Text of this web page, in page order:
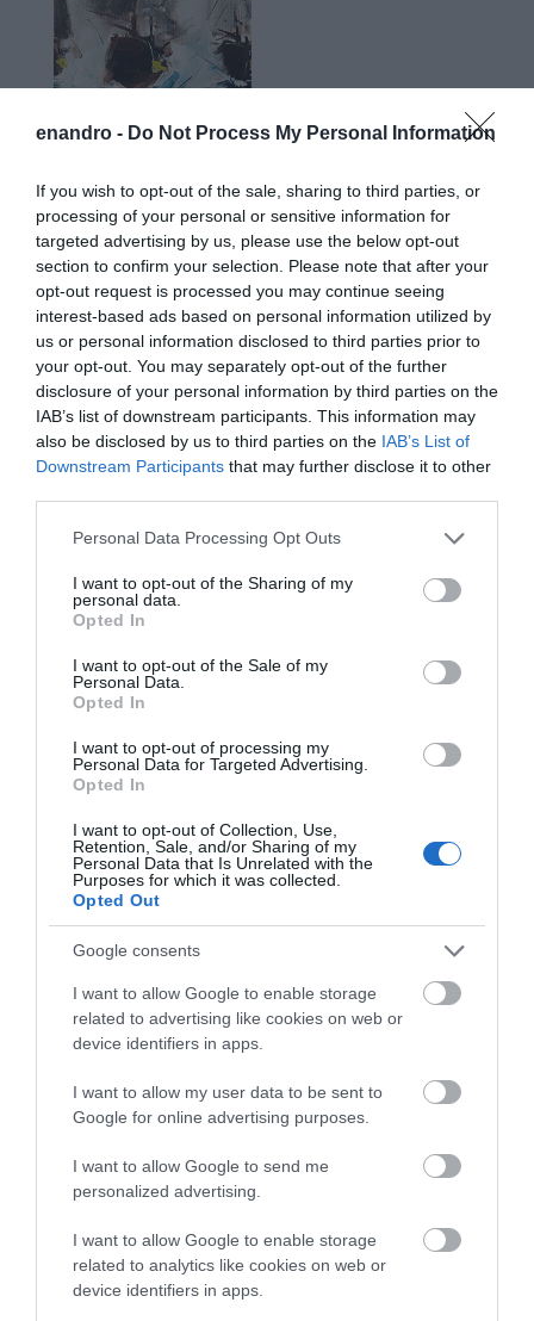
enandro - Do Not Process My Personal Information
If you wish to opt-out of the sale, sharing to third parties, or
processing of your personal or sensitive information for
targeted advertising by us, please use the below opt-out
section to confirm your selection. Please note that after your
opt-out request is processed you may continue seeing
interest-based ads based on personal information utilized by
us or personal information disclosed to third parties prior to
your opt-out. You may separately opt-out of the further
disclosure of your personal information by third parties on the
IAB’s list of downstream participants. This information may
also be disclosed by us to third parties on the IAB’s List of
Downstream Participants that may further disclose it to other
Please note that this website/app uses one or more Google
not limited to your visit or usage behaviour. You may click to
grant or deny consent to Google and its third-party tags to
use your data for below specified purposes in below Google
consent section.
Personal Data Processing Opt Outs
I want to opt-out of the Sharing of my
personal data.
Opted In
I want to opt-out of the Sale of my
Personal Data.
Opted In
I want to opt-out of processing my
Personal Data for Targeted Advertising.
Opted In
I want to opt-out of Collection, Use,
Retention, Sale, and/or Sharing of my
Personal Data that Is Unrelated with the
Purposes for which it was collected.
Opted Out
Google consents
I want to allow Google to enable storage
related to advertising like cookies on web or
device identifiers in apps.
I want to allow my user data to be sent to
Google for online advertising purposes.
I want to allow Google to send me
personalized advertising.
I want to allow Google to enable storage
related to analytics like cookies on web or
device identifiers in apps.
Προτεινόμενα άρθρα
ΣΥΓΚΛΟΝΙΣΤΙΚΟΣ ΑΠΟΧΑΙΡΕΤΙΣΜΟΣ ΣΤΗ
ΡΑΦΗΝΑ ΣΤΟ «ΤΕΛΕΥΤΑΙΟ ΜΠΑΡΚΟ» ΤΟΥ
ΚΑΠΕΤΑΝ ΑΝΤΩΝΗ ΒΙΔΑΛΗ
Απαράδεκτη εμπειρία στη Ραφήνα. Φωτογραφίες από
ΑΠΟΚΛΕΙΣΤΙΚΟ: «ΕΤΣΙ ΑΝΑΚΑΛΥΨΑ ΤΟ
ΣΗΜΑΝΤΙΚΟ ΑΡΧΑΙΟ ΝΑΥΑΓΙΟ ΤΗΣ ΑΝΔΡΟΥ!…»
ΑΝΕΜΟΓΕΝΝΗΤΡΙΕΣ ΓΙΟΚ!…
Πρόσφατα Άρθρα
Η Άνδρος συνεχίζει να
06/08/2026